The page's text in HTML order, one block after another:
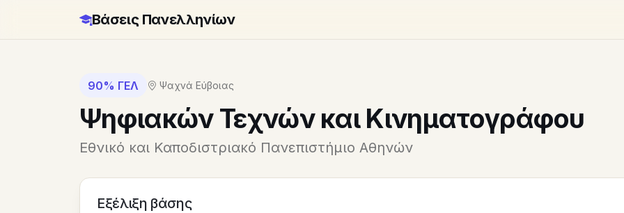
Βάσεις Πανελληνίων
90% ΓΕΛ Ψαχνά Εύβοιας
Ψηφιακών Τεχνών και Κινηματογράφου
Εθνικό και Καποδιστριακό Πανεπιστήμιο Αθηνών
Εξέλιξη βάσης